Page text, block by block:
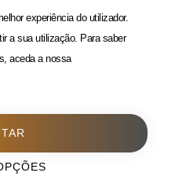
CONTACTOS
geral@resulta.pt
263 650 394
Política da Privacidade
experiência do utilizador.
a sua utilização. Para saber
aceda a nossa